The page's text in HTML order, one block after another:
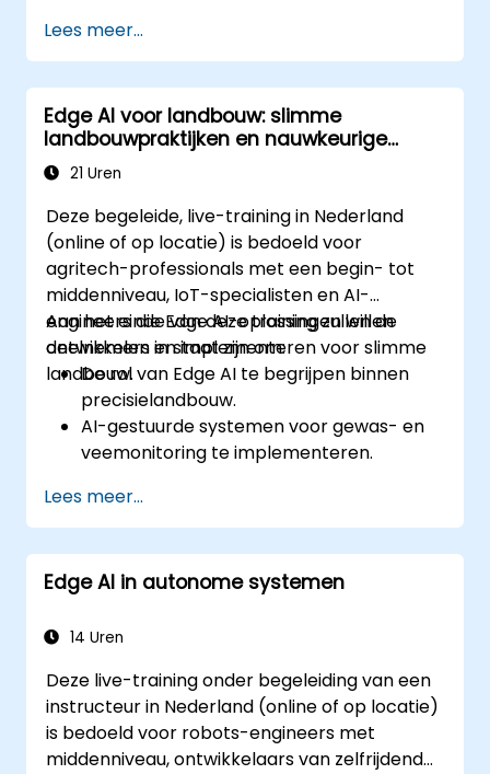
Lees meer...
Edge AI voor landbouw: slimme
landbouwpraktijken en nauwkeurige
monitoring
21 Uren
Deze begeleide, live-training in Nederland
(online of op locatie) is bedoeld voor
agritech-professionals met een begin- tot
middenniveau, IoT-specialisten en AI-
engineers die Edge AI-oplossingen willen
ontwikkelen en implementeren voor slimme
landbouw.
Aan het einde van deze training zullen de
deelnemers in staat zijn om:
De rol van Edge AI te begrijpen binnen
precisielandbouw.
AI-gestuurde systemen voor gewas- en
veemonitoring te implementeren.
milieusensoroplossingen te ontwikkelen.
De efficiëntie van landbouwactiviteiten te
optimaliseren met realtime Edge AI-
analyses.
Lees meer...
Edge AI in autonome systemen
14 Uren
Deze live-training onder begeleiding van een
instructeur in Nederland (online of op locatie)
is bedoeld voor robots-engineers met
middenniveau, ontwikkelaars van zelfrijdende